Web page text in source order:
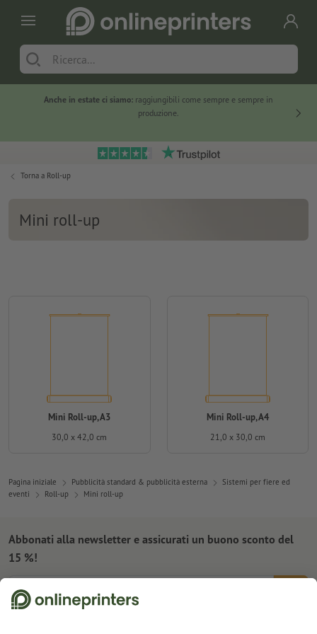
Anche in estate ci siamo: raggiungibili come sempre e sempre in
produzione.
Torna a Roll-up
Mini roll-up
Mini Roll-up, A3
30,0 x 42,0 cm
Mini Roll-up, A4
21,0 x 30,0 cm
Pagina iniziale Pubblicità standard & pubblicità esterna
Sistemi per fiere ed
eventi
Roll-up Mini roll-up
Abbonati alla newsletter e assicurati un buono sconto del
15 %!